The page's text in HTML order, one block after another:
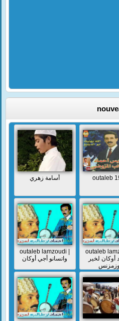
أسامة زهري outaleb
outaleb lamzoudi |
واتسانو أجي أوكان
outaleb
أوكان لخير